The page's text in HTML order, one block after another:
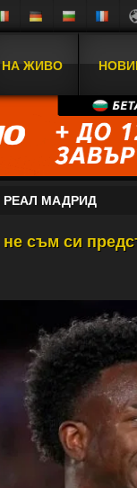
НА ЖИВО
РЕАЛ МАДРИД
съм си